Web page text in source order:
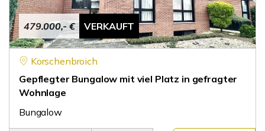
479.000,- € VERKAUFT
Korschenbroich
Gepflegter Bungalow mit viel Platz in gefragter
Wohnlage
Bungalow